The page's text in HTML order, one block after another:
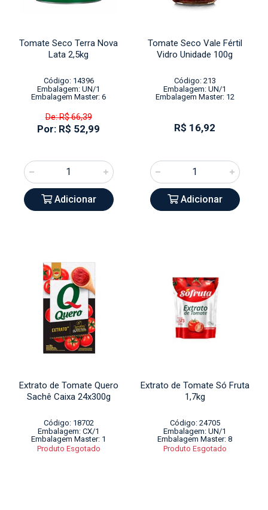
Tomate Seco Terra Nova
Lata 2,5kg
Código: 14396
Embalagem: UN/1
Embalagem Master: 6
De: R$ 66,39
Por: R$ 52,99
Adicionar
Tomate Seco Vale Fértil
Vidro Unidade 100g
Código: 213
Embalagem: UN/1
Embalagem Master: 12
R$ 16,92
Adicionar
Extrato de Tomate Quero
Sachê Caixa 24x300g
Código: 18702
Embalagem: CX/1
Embalagem Master: 1
Produto Esgotado
Extrato de Tomate Só Fruta
1,7kg
Código: 24705
Embalagem: UN/1
Embalagem Master: 8
Produto Esgotado